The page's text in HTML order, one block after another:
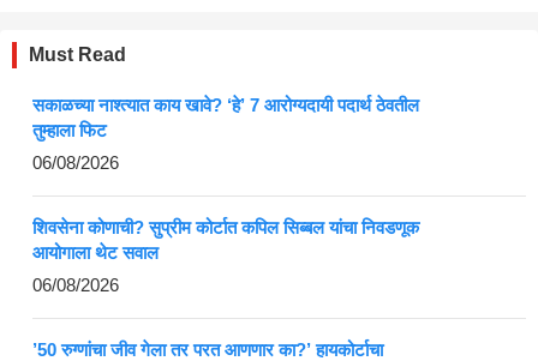
Must Read
सकाळच्या नाश्त्यात काय खावे? ‘हे’ 7 आरोग्यदायी पदार्थ ठेवतील
तुम्हाला फिट
06/08/2026
शिवसेना कोणाची? सुप्रीम कोर्टात कपिल सिब्बल यांचा निवडणूक
आयोगाला थेट सवाल
06/08/2026
’50 रुग्णांचा जीव गेला तर परत आणणार का?’ हायकोर्टाचा